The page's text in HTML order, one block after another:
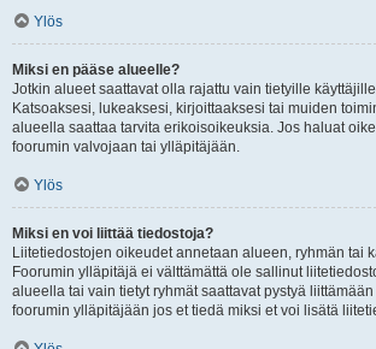
Ylös
Miksi en pääse alueelle?
Jotkin alueet saattavat olla rajattu vain tietyille
Katsoaksesi, lukeaksesi, kirjoittaaksesi tai muiden
alueella saattaa tarvita erikoisoikeuksia. Jos haluat
foorumin valvojaan tai ylläpitäjään.
Ylös
Miksi en voi liittää tiedostoja?
Liitetiedostojen oikeudet annetaan alueen, ryhmän tai
Foorumin ylläpitäjä ei välttämättä ole sallinut
alueella tai vain tietyt ryhmät saattavat pystyä
foorumin ylläpitäjään jos et tiedä miksi et voi lisätä